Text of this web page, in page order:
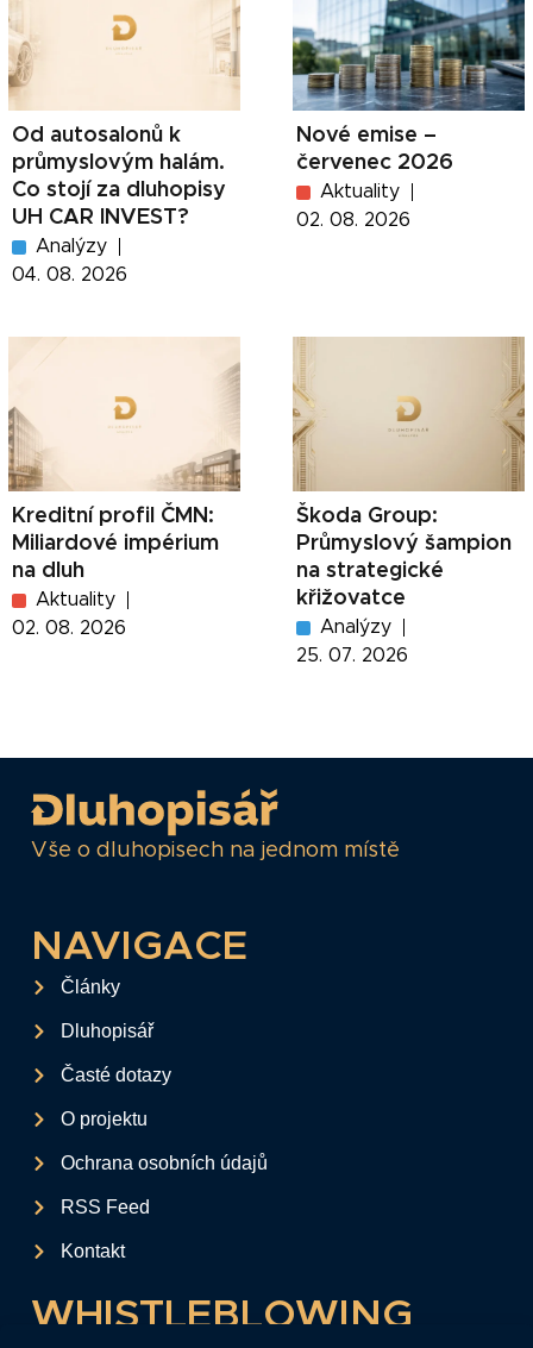
Od autosalonů k
průmyslovým halám.
Co stojí za dluhopisy
UH CAR INVEST?
Analýzy
04. 08. 2026
Nové emise –
červenec 2026
Aktuality
02. 08. 2026
Kreditní profil ČMN:
Miliardové impérium
na dluh
Aktuality
02. 08. 2026
Škoda Group:
Průmyslový šampion
na strategické
křižovatce
Analýzy
25. 07. 2026
Vše o dluhopisech na jednom místě
NAVIGACE
Články
Dluhopisář
Časté dotazy
O projektu
Ochrana osobních údajů
RSS Feed
Kontakt
WHISTLEBLOWING